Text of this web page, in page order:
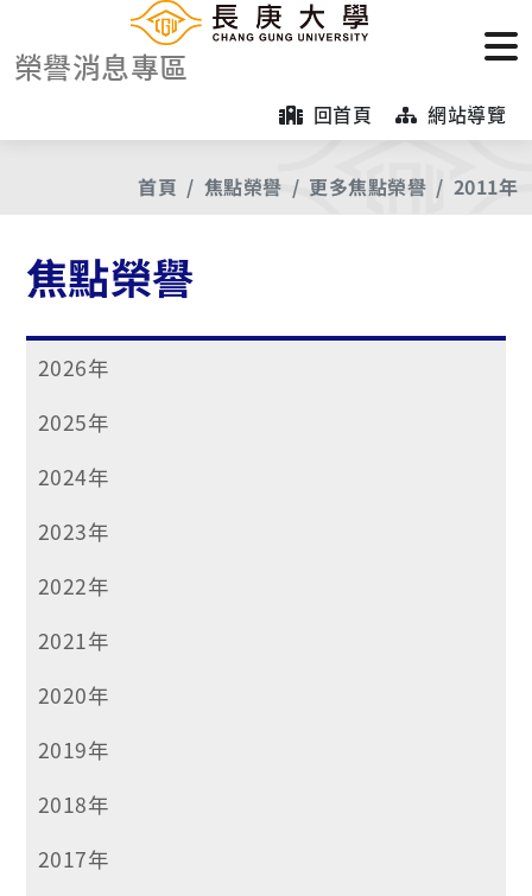
榮譽消息專區
回首頁 網站導覽
首頁 焦點榮譽 更多焦點榮譽 2011年
焦點榮譽
2026年
2025年
2024年
2023年
2022年
2021年
2020年
2019年
2018年
2017年